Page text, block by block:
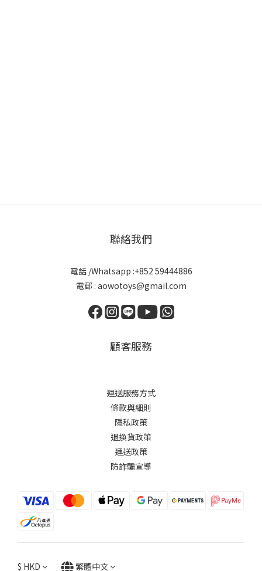
聯絡我們
電話 /Whatsapp :+852 59444886
電郵 : aowotoys@gmail.com
顧客服務
運送服務方式
條款與細則
隱私政策
退換貨政策
運送政策
防詐騙宣導
$ HKD 繁體中文